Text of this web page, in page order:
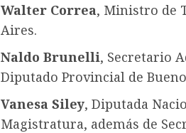
Walter Correa, Ministro de
Aires.
Naldo Brunelli, Secretario
Diputado Provincial de
Vanesa Siley, Diputada
Magistratura, además de